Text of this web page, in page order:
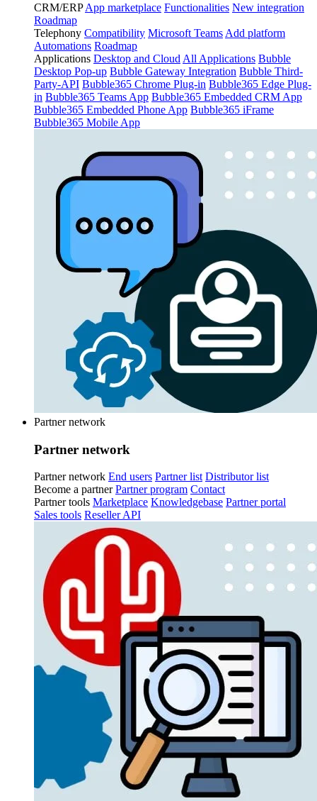
CRM/ERP App marketplace Functionalities New integration
Roadmap
Telephony Compatibility Microsoft Teams Add platform
Automations Roadmap
Applications Desktop and Cloud All Applications Bubble
Desktop Pop-up Bubble Gateway Integration Bubble Third-
Party-API Bubble365 Chrome Plug-in Bubble365 Edge Plug-
in Bubble365 Teams App Bubble365 Embedded CRM App
Bubble365 Embedded Phone App Bubble365 iFrame
Bubble365 Mobile App
Partner network
Partner network
Partner network End users Partner list Distributor list
Become a partner Partner program Contact
Partner tools Marketplace Knowledgebase Partner portal
Sales tools Reseller API